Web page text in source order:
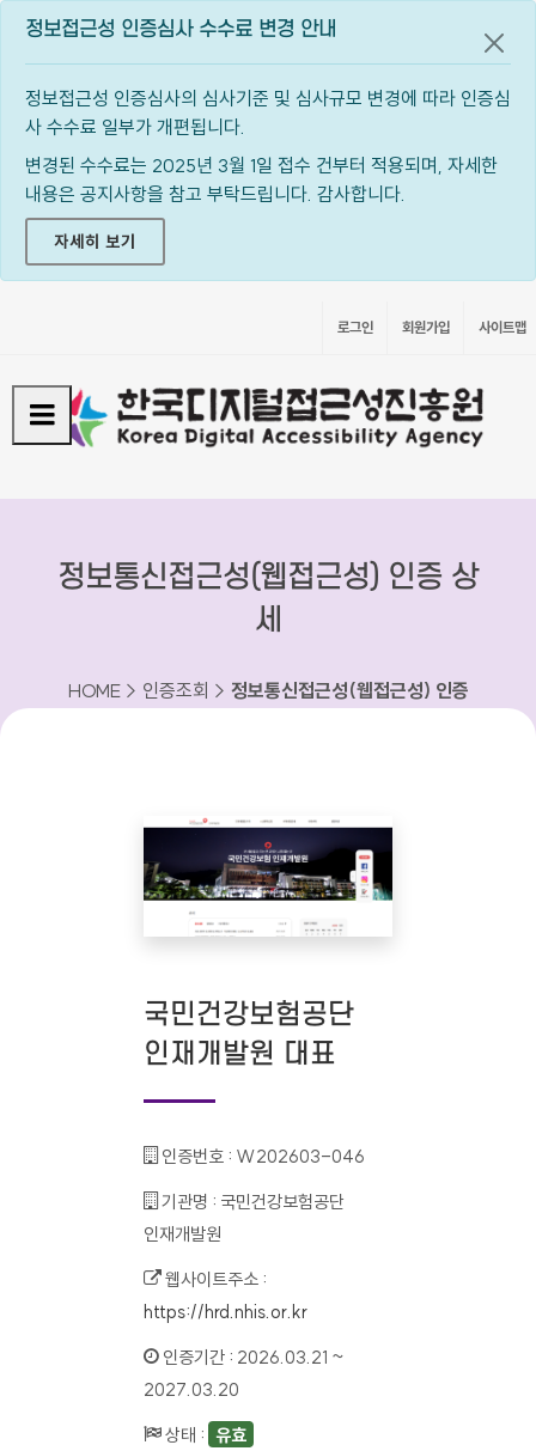
정보접근성 인증심사 수수료 변경 안내
정보접근성 인증심사의 심사기준 및 심사규모 변경에 따라 인증심
사 수수료 일부가 개편됩니다.
변경된 수수료는 2025년 3월 1일 접수 건부터 적용되며, 자세한
내용은 공지사항을 참고 부탁드립니다. 감사합니다.
자세히 보기
공지
로그인 회원가입 사이트맵
정보통신접근성(웹접근성) 인증 상
세
HOME > 인증조회 > 정보통신접근성(웹접근성) 인증
국민건강보험공단
인재개발원 대표
인증번호 : W202603-046
기관명 : 국민건강보험공단
인재개발원
웹사이트주소 :
https://hrd.nhis.or.kr
인증기간 : 2026.03.21 ~
2027.03.20
상태 : 유효